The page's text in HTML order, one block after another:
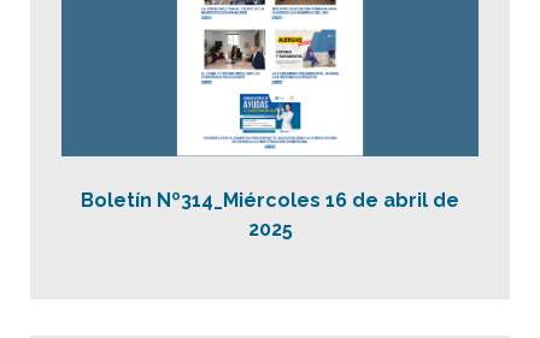
Boletín Nº314_Miércoles 16 de abril de
2025